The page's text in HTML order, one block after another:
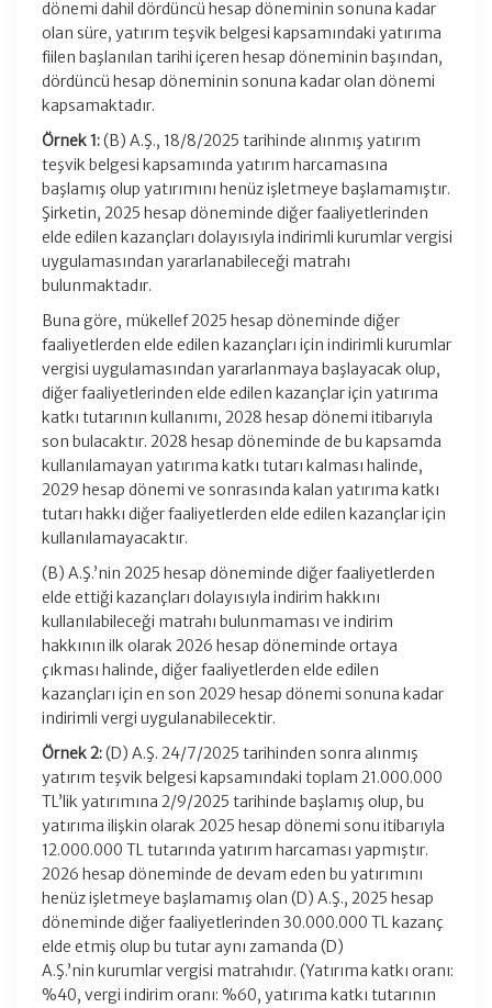
dönemi dahil dördüncü hesap döneminin sonuna kadar
olan süre, yatırım teşvik belgesi kapsamındaki yatırıma
fiilen başlanılan tarihi içeren hesap döneminin başından,
dördüncü hesap döneminin sonuna kadar olan dönemi
kapsamaktadır.
Örnek 1:(B) A.Ş., 18/8/2025 tarihinde alınmış yatırım
teşvik belgesi kapsamında yatırım harcamasına
başlamış olup yatırımını henüz işletmeye başlamamıştır.
Şirketin, 2025 hesap döneminde diğer faaliyetlerinden
elde edilen kazançları dolayısıyla indirimli kurumlar vergisi
uygulamasından yararlanabileceği matrahı
bulunmaktadır.
Buna göre, mükellef 2025 hesap döneminde diğer
faaliyetlerden elde edilen kazançları için indirimli kurumlar
vergisi uygulamasından yararlanmaya başlayacak olup,
diğer faaliyetlerinden elde edilen kazançlar için yatırıma
katkı tutarının kullanımı, 2028 hesap dönemi itibarıyla
son bulacaktır. 2028 hesap döneminde de bu kapsamda
kullanılamayan yatırıma katkı tutarı kalması halinde,
2029 hesap dönemi ve sonrasında kalan yatırıma katkı
tutarı hakkı diğer faaliyetlerden elde edilen kazançlar için
kullanılamayacaktır.
(B) A.Ş.’nin 2025 hesap döneminde diğer faaliyetlerden
elde ettiği kazançları dolayısıyla indirim hakkını
kullanılabileceği matrahı bulunmaması ve indirim
hakkının ilk olarak 2026 hesap döneminde ortaya
çıkması halinde, diğer faaliyetlerden elde edilen
kazançları için en son 2029 hesap dönemi sonuna kadar
indirimli vergi uygulanabilecektir.
Örnek 2:(D) A.Ş. 24/7/2025 tarihinden sonra alınmış
yatırım teşvik belgesi kapsamındaki toplam 21.000.000
TL’lik yatırımına 2/9/2025 tarihinde başlamış olup, bu
yatırıma ilişkin olarak 2025 hesap dönemi sonu itibarıyla
12.000.000 TL tutarında yatırım harcaması yapmıştır.
2026 hesap döneminde de devam eden bu yatırımını
henüz işletmeye başlamamış olan (D) A.Ş., 2025 hesap
döneminde diğer faaliyetlerinden 30.000.000 TL kazanç
elde etmiş olup bu tutar aynı zamanda (D)
A.Ş.’nin kurumlar vergisi matrahıdır. (Yatırıma katkı oranı:
%40, vergi indirim oranı: %60, yatırıma katkı tutarının